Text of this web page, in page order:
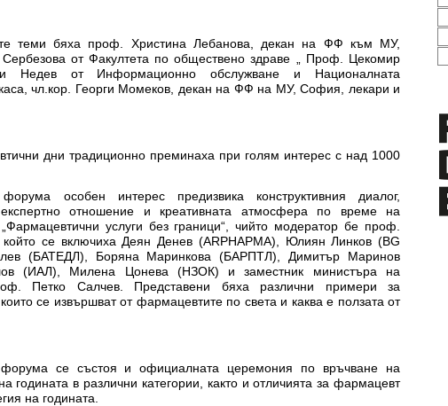
теми бяха проф. Христина Лебанова, декан на ФФ към МУ,
от Факултета по обществено здраве „ Проф. Цекомир
Недев от Информационно обслужване и Националната
каса, чл.кор. Георги Момеков, декан на ФФ на МУ, София, лекари и
дни традиционно преминаха при голям интерес с над 1000
особен интерес предизвика конструктивния диалог,
отношение и креативната атмосфера по време на
услуги без граници“, чийто модератор бе проф.
се включиха Деян Денев (ARPHАРМА), Юлиян Линков (BG
(БАТЕДЛ), Боряна Маринкова (БАРПТЛ), Димитър Маринов
(ИАЛ), Милена Цонева (НЗОК) и заместник министъра на
Петко Салчев. Представени бяха различни примери за
се извършват от фармацевтите по света и каква е ползата от
се състоя и официалната церемония по връчване на
годината в различни категории, както и отличията за фармацевт
на годината.